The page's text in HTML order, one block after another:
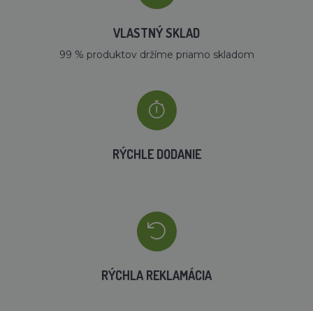
VLASTNÝ SKLAD
99 % produktov držíme priamo skladom
RÝCHLE DODANIE
RÝCHLA REKLAMÁCIA